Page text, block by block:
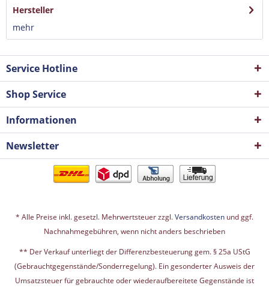
Hersteller
mehr
Service Hotline
Shop Service
Informationen
Newsletter
* Alle Preise inkl. gesetzl. Mehrwertsteuer zzgl.Versandkosten und ggf.
Nachnahmegebühren, wenn nicht anders beschrieben
** Der Verkauf unterliegt der Differenzbesteuerung gem. § 25a UStG
(Gebrauchtgegenstände/Sonderregelung). Ein gesonderter Ausweis der
Umsatzsteuer für gebrauchte oder wiederaufbereitete Gegenstände ist